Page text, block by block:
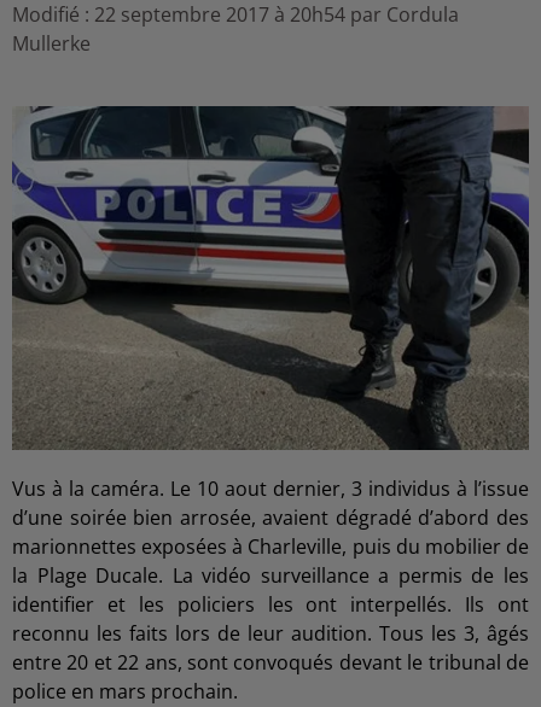
Modifié : 22 septembre 2017 à 20h54 par Cordula
Mullerke
Vus à la caméra. Le 10 aout dernier, 3 individus à l’issue
d’une soirée bien arrosée, avaient dégradé d’abord des
marionnettes exposées à Charleville, puis du mobilier de
la Plage Ducale. La vidéo surveillance a permis de les
identifier et les policiers les ont interpellés. Ils ont
reconnu les faits lors de leur audition. Tous les 3, âgés
entre 20 et 22 ans, sont convoqués devant le tribunal de
police en mars prochain.